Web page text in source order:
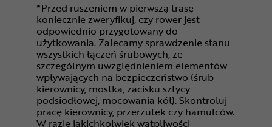
*Przed ruszeniem w pierwszą trasę
koniecznie zweryfikuj, czy rower jest
odpowiednio przygotowany do
użytkowania. Zalecamy sprawdzenie stanu
wszystkich łączeń śrubowych, ze
szczególnym uwzględnieniem elementów
wpływających na bezpieczeństwo (śrub
kierownicy, mostka, zacisku sztycy
podsiodłowej, mocowania kół). Skontroluj
pracę kierownicy, przerzutek czy hamulców.
W razie jakichkolwiek wątpliwości